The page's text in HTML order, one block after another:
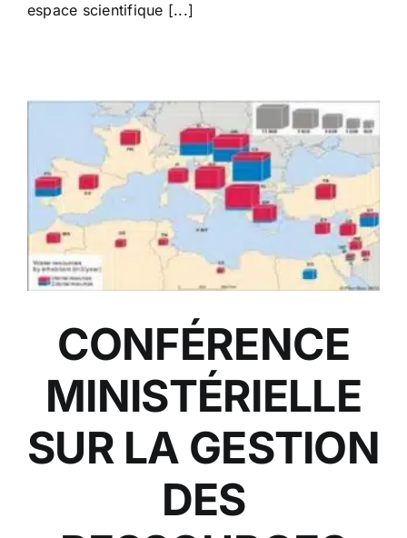
espace scientifique [...]
CONFÉRENCE
MINISTÉRIELLE
SUR LA GESTION
DES